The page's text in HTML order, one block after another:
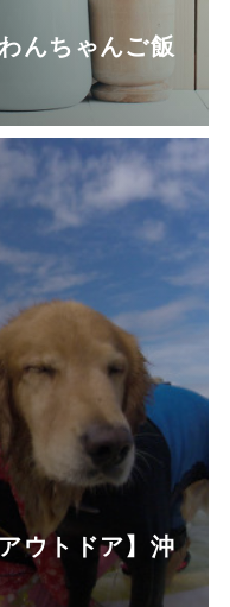
んちゃんご飯
ウトドア】沖